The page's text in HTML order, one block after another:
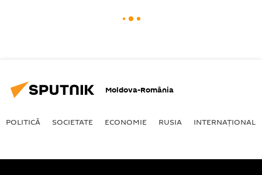
Moldova-România
POLITICĂ SOCIETATE ECONOMIE RUSIA INTERNAŢIONAL